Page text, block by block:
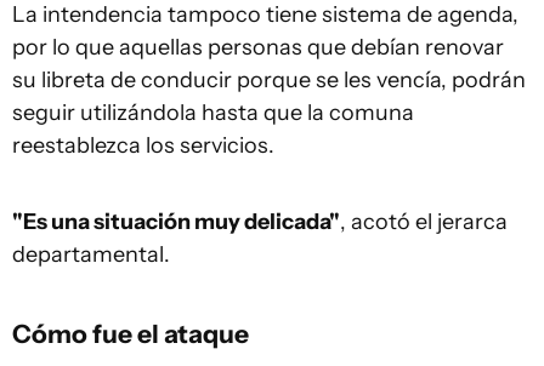
La intendencia tampoco tiene sistema de agenda,
por lo que aquellas personas que debían renovar
su libreta de conducir porque se les vencía, podrán
seguir utilizándola hasta que la comuna
reestablezca los servicios.
"Es una situación muy delicada", acotó el jerarca
departamental.
Cómo fue el ataque